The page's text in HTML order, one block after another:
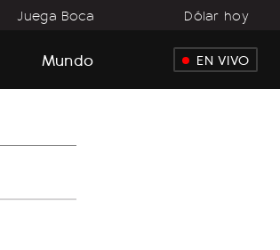
Juega Boca Dólar hoy
Mundo EN VIVO